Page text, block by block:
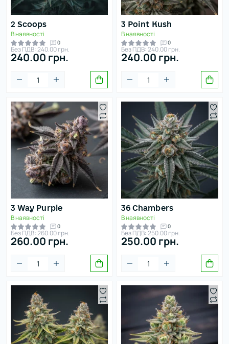
2 Scoops
В наявності
0
Без ПДВ: 240.00 грн.
240.00 грн.
3 Point Kush
В наявності
0
Без ПДВ: 240.00 грн.
240.00 грн.
3 Way Purple
В наявності
0
Без ПДВ: 260.00 грн.
260.00 грн.
36 Chambers
В наявності
0
Без ПДВ: 250.00 грн.
250.00 грн.
зобов’язується використовувати її виключно в межах
чинного законодавства України.
Смак
Деревний
Горіховий
Пряний /
трав’яний
Солодкий
Сосновий
Сирний
Фруктовий
Квітковий
Цитрус